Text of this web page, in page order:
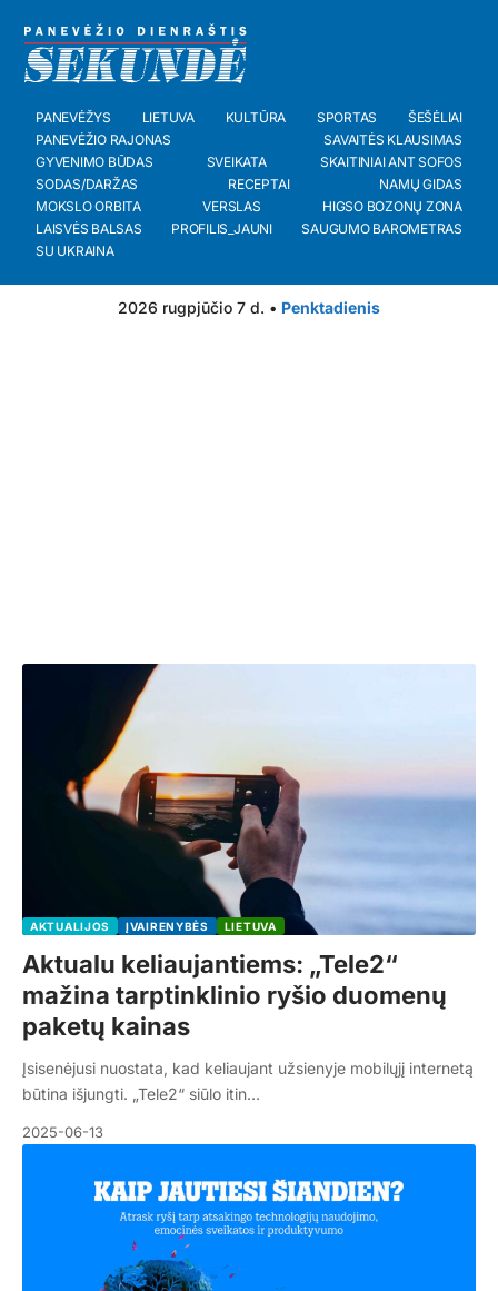
PANEVĖŽYS LIETUVA KULTŪRA SPORTAS
ŠEŠĖLIAI
PANEVĖŽIO RAJONAS
SAVAITĖS KLAUSIMAS
GYVENIMO BŪDAS
SVEIKATA
SKAITINIAI ANT SOFOS
SODAS/DARŽAS
RECEPTAI
NAMŲ GIDAS
MOKSLO ORBITA
VERSLAS
HIGSO BOZONŲ ZONA
LAISVĖS BALSAS
PROFILIS_JAUNI
SAUGUMO BAROMETRAS
SU UKRAINA
2026 rugpjūčio 7 d. • Penktadienis
AKTUALIJOS ĮVAIRENYBĖS LIETUVA
Aktualu keliaujantiems: „Tele2“
mažina tarptinklinio ryšio duomenų
paketų kainas
Įsisenėjusi nuostata, kad keliaujant užsienyje mobilųjį internetą
būtina išjungti. „Tele2“ siūlo itin…
2025-06-13